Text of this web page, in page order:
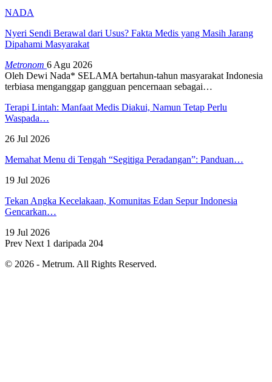
NADA
Nyeri Sendi Berawal dari Usus? Fakta Medis yang Masih Jarang
Dipahami Masyarakat
Metronom 6 Agu 2026
Oleh Dewi Nada* SELAMA bertahun-tahun masyarakat Indonesia
terbiasa menganggap gangguan pencernaan sebagai…
Terapi Lintah: Manfaat Medis Diakui, Namun Tetap Perlu
Waspada…
26 Jul 2026
Memahat Menu di Tengah “Segitiga Peradangan”: Panduan…
19 Jul 2026
Tekan Angka Kecelakaan, Komunitas Edan Sepur Indonesia
Gencarkan…
19 Jul 2026
Prev Next 1 daripada 204
© 2026 - Metrum. All Rights Reserved.